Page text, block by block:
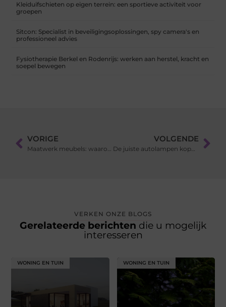
Kleiduifschieten op eigen terrein: een sportieve activiteit voor
groepen
Sitcon: Specialist in beveiligingsoplossingen, spy camera's en
professioneel advies
Fysiotherapie Berkel en Rodenrijs: werken aan herstel, kracht en
soepel bewegen
VORIGE
Maatwerk meubels: waarom vakwerk het verschil maakt
VOLGENDE
De juiste autolampen kopen online tegen scherpe prijzen
VERKEN ONZE BLOGS
Gerelateerde berichten die u mogelijk
interesseren
WONING EN TUIN WONING EN TUIN